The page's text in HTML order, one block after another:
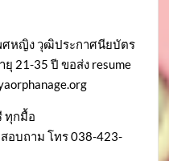
ศหญิง วุฒิประกาศนียบัตร
21-35 ปี ขอส่ง resume
ทุกมื้อ
อบถาม โทร 038-423-